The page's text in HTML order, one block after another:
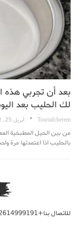
بعد أن تجربي هذه
لك الحليب بعد
TouriaIcherem أبريل 25, 2022
من بين الحيل المطبخية
بالحليب اذا اعتمدتها مرة
للاتصال بنا+212614999191